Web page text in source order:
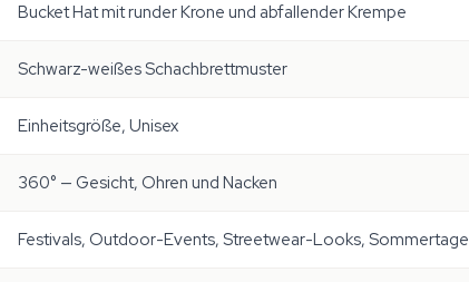
Bucket Hat mit runder Krone und abfallender Krempe
Schwarz-weißes Schachbrettmuster
Einheitsgröße, Unisex
360° — Gesicht, Ohren und Nacken
Festivals, Outdoor-Events, Streetwear-Looks, Sommertage